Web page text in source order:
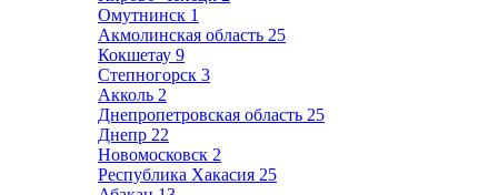
Омутнинск 1
Акмолинская область 25
Кокшетау 9
Степногорск 3
Акколь 2
Днепропетровская область 25
Днепр 22
Новомосковск 2
Республика Хакасия 25